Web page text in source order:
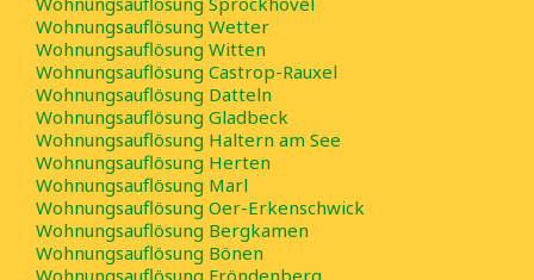
Rheinland-Pfalz
Saarland
Sachsen Anhalt
Wohnungsauflösung Wetter
Wohnungsauflösung Witten
Wohnungsauflösung Castrop-Rauxel
Wohnungsauflösung Datteln
Wohnungsauflösung Gladbeck
Wohnungsauflösung Haltern am See
Wohnungsauflösung Herten
Wohnungsauflösung Marl
Wohnungsauflösung Oer-Erkenschwick
Wohnungsauflösung Bergkamen
Wohnungsauflösung Bönen